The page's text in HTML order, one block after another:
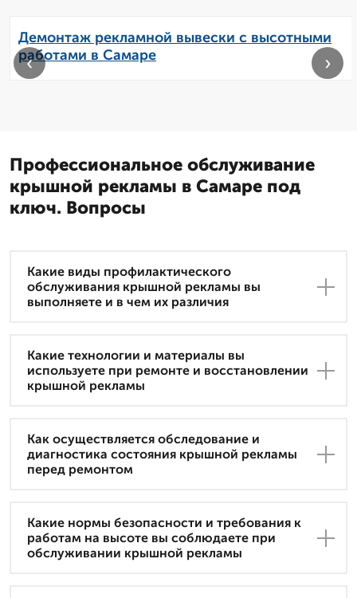
Демонтаж рекламной вывески с высотными
работами в Самаре
‹ ›
Профессиональное обслуживание
крышной рекламы в Самаре под
ключ. Вопросы
Какие виды профилактического
обслуживания крышной рекламы вы
выполняете и в чем их различия
Какие технологии и материалы вы
используете при ремонте и восстановлении
крышной рекламы
Как осуществляется обследование и
диагностика состояния крышной рекламы
перед ремонтом
Какие нормы безопасности и требования к
работам на высоте вы соблюдаете при
обслуживании крышной рекламы